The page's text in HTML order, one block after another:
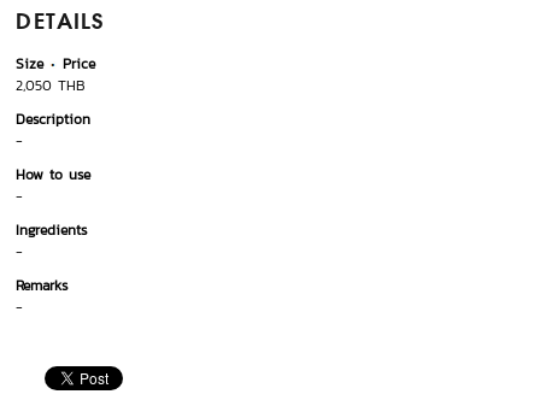
DETAILS
Size
Price
2,050 THB
Description
-
How to use
-
Ingredients
-
Remarks
-